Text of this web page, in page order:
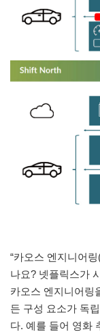
“카오스 엔지니어
나요? 넷플릭스가
카오스 엔지니어링
든 구성 요소가 독
다. 예를 들어 영화